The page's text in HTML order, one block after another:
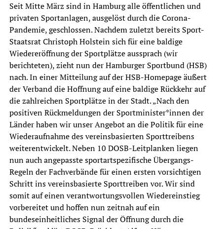
Seit Mitte März sind in Hamburg alle öffentlichen und
privaten Sportanlagen, ausgelöst durch die Corona-
Pandemie, geschlossen. Nachdem zuletzt bereits Sport-
Staatsrat Christoph Holstein sich für eine baldige
Wiedereröffnung der Sportplätze aussprach (wir
berichteten), zieht nun der Hamburger Sportbund (HSB)
nach. In einer Mitteilung auf der HSB-Homepage äußert
der Verband die Hoffnung auf eine baldige Rückkehr auf
die zahlreichen Sportplätze in der Stadt. „Nach den
positiven Rückmeldungen der Sportminister*innen der
Länder haben wir unser Angebot an die Politik für eine
Wiederaufnahme des vereinsbasierten Sporttreibens
weiterentwickelt. Neben 10 DOSB-Leitplanken liegen
nun auch angepasste sportartspezifische Übergangs-
Regeln der Fachverbände für einen ersten vorsichtigen
Schritt ins vereinsbasierte Sporttreiben vor. Wir sind
somit auf einen verantwortungsvollen Wiedereinstieg
vorbereitet und hoffen nun zeitnah auf ein
bundeseinheitliches Signal der Öffnung durch die